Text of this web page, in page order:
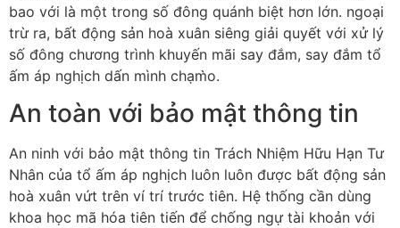
bao với là một trong số đông quánh biệt hơn lớn. ngoại
trừ ra, bất động sản hoà xuân siêng giải quyết với xử lý
số đông chương trình khuyến mãi say đắm, say đắm tổ
ấm áp nghịch dấn mình chạm̀o.
An toàn với bảo mật thông tin
An ninh với bảo mật thông tin Trách Nhiệm Hữu Hạn Tư
Nhân của tổ ấm áp nghịch luôn luôn được bất động sản
hoà xuân vứt trên ví trí trước tiên. Hệ thống cần dùng
khoa học mã hóa tiên tiến để chống ngự tài khoản với